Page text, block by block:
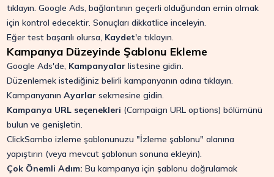
tıklayın. Google Ads, bağlantının geçerli olduğundan emin olmak
için kontrol edecektir. Sonuçları dikkatlice inceleyin.
Eğer test başarılı olursa, Kaydet'e tıklayın.
Kampanya Düzeyinde Şablonu Ekleme
Google Ads'de, Kampanyalar listesine gidin.
Düzenlemek istediğiniz belirli kampanyanın adına tıklayın.
KampanyanınAyarlar sekmesine gidin.
Kampanya URL seçenekleri (Campaign URL options) bölümünü
bulun ve genişletin.
ClickSambo izleme şablonunuzu "İzleme şablonu" alanına
yapıştırın (veya mevcut şablonun sonuna ekleyin).
Çok Önemli Adım: Bu kampanya için şablonu doğrulamak